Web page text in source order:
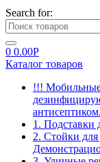
Search for:
0 0.00Р
Каталог товаров
!!! Мобильные
антисептиком.
1. Подставки
2. Стойки